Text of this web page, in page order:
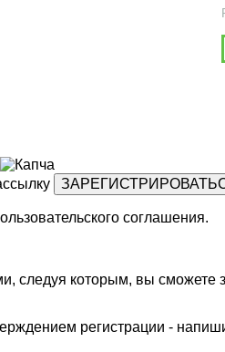
соглашения.
которым, вы сможете
регистрации -